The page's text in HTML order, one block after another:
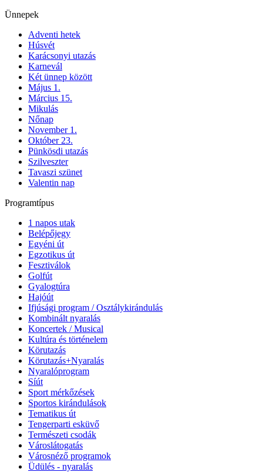
Ünnepek
Adventi hetek
Húsvét
Karácsonyi utazás
Karnevál
Két ünnep között
Május 1.
Március 15.
Mikulás
Nőnap
November 1.
Október 23.
Pünkösdi utazás
Szilveszter
Tavaszi szünet
Valentin nap
Programtípus
1 napos utak
Belépőjegy
Egyéni út
Egzotikus út
Fesztiválok
Golfút
Gyalogtúra
Hajóút
Ifjúsági program / Osztálykirándulás
Kombinált nyaralás
Koncertek / Musical
Kultúra és történelem
Körutazás
Körutazás+Nyaralás
Nyaralóprogram
Síút
Sport mérkőzések
Sportos kirándulások
Tematikus út
Tengerparti esküvő
Természeti csodák
Városlátogatás
Városnéző programok
Üdülés - nyaralás